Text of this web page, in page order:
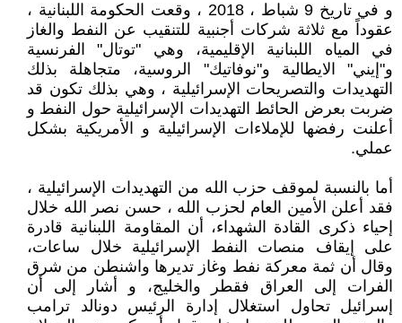
و في تاريخ 9 شباط ، 2018 ، وقعت الحكومة اللبنانية ،
عقوداً مع ثلاثة شركات أجنبية للتنقيب عن النفط والغاز
في المياه اللبنانية الإقليمية، وهي "توتال" الفرنسية
و"إيني" الايطالية و"نوفاتيك" الروسية، متجاهلة بذلك
التهديدات والتصريحات الإسرائيلية ، وهي بذلك تكون قد
ضربت بعرض الحائط التهديدات الإسرائيلية حول النفط و
أعلنت رفضها للإملاءات الإسرائيلية و الأمريكية بشكل
عملي.
أما بالنسبة لموقف حزب الله من التهديدات الإسرائيلية ،
فقد أعلن الأمين العام لحزب الله ، حسن نصر الله خلال
إحياء ذكرى القادة الشهداء، أن المقاومة اللبنانية قادرة
على إيقاف منصات النفط الإسرائيلية خلال ساعات،
وقال أن ثمة معركة نفط وغاز تديرها واشنطن من شرق
الفرات إلى العراق فقطر والخليج، و أشار إلى أن
إسرائيل تحاول استغلال إدارة الرئيس دونالد ترامب